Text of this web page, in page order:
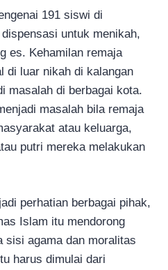
191 siswi di
untuk menikah,
es. Kehamilan remaja
di luar nikah di kalangan
masalah di berbagai kota.
masalah bila remaja
atau keluarga,
putri mereka melakukan
perhatian berbagai pihak,
Islam itu mendorong
sisi agama dan moralitas
harus dimulai dari